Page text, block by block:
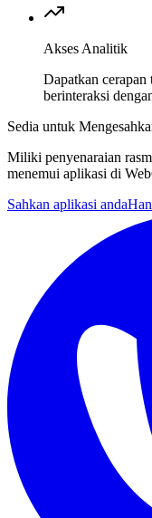
Akses Analitik
Dapatkan cerapan
berinteraksi
Sedia untuk
Miliki penyenaraian
menemui aplikasi di
Sahkan aplikasi anda